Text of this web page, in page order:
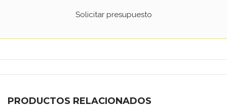
Solicitar presupuesto
PRODUCTOS RELACIONADOS